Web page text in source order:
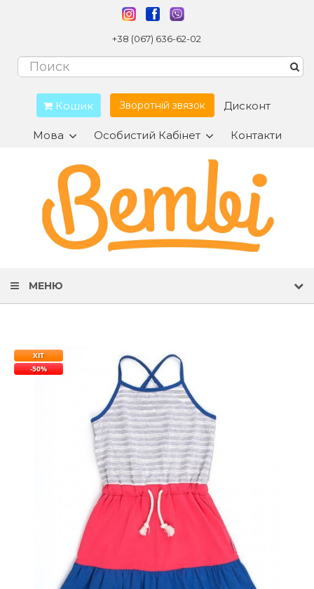
+38 (067) 636-62-02
Кошик Зворотній звязок Дисконт
Мова Особистий Кабінет Контакти
МЕНЮ
ХІТ
-50%